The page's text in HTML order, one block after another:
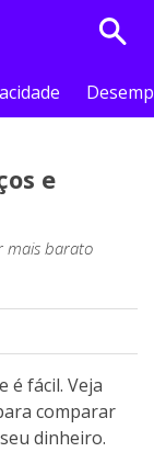
e
mais barato
é fácil. Veja
comparar
dinheiro.